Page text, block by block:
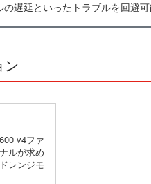
遅延といったトラブルを回避可
ン
v4ファ
ルが求め
レンジモ